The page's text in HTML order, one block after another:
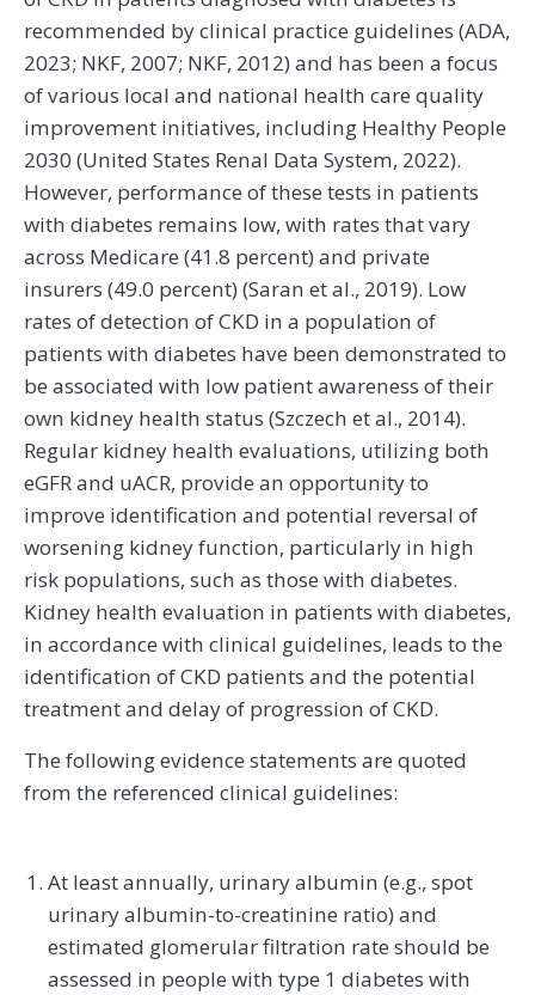
recommended by clinical practice guidelines (ADA,
2023; NKF, 2007; NKF, 2012) and has been a focus
of various local and national health care quality
improvement initiatives, including Healthy People
2030 (United States Renal Data System, 2022).
However, performance of these tests in patients
with diabetes remains low, with rates that vary
across Medicare (41.8 percent) and private
insurers (49.0 percent) (Saran et al., 2019). Low
rates of detection of CKD in a population of
patients with diabetes have been demonstrated to
be associated with low patient awareness of their
own kidney health status (Szczech et al., 2014).
Regular kidney health evaluations, utilizing both
eGFR and uACR, provide an opportunity to
improve identification and potential reversal of
worsening kidney function, particularly in high
risk populations, such as those with diabetes.
Kidney health evaluation in patients with diabetes,
in accordance with clinical guidelines, leads to the
identification of CKD patients and the potential
treatment and delay of progression of CKD.
The following evidence statements are quoted
from the referenced clinical guidelines:
At least annually, urinary albumin (e.g., spot
urinary albumin-to-creatinine ratio) and
estimated glomerular filtration rate should be
assessed in people with type 1 diabetes with